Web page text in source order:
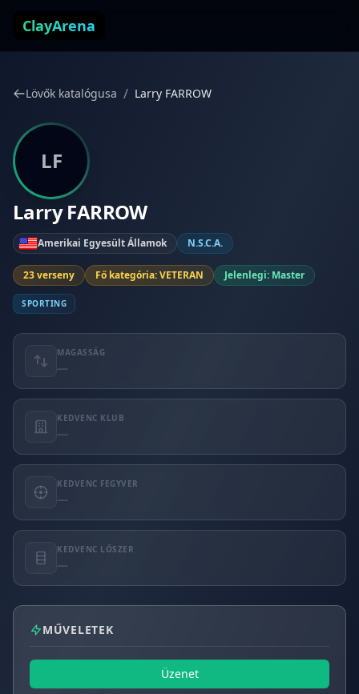
ClayArena
Lövők katalógusa / Larry FARROW
LF
Larry FARROW
Amerikai Egyesült Államok N.S.C.A.
23 verseny Fő kategória: VETERAN Jelenlegi: Master
SPORTING
MAGASSÁG
—
KEDVENC KLUB
—
KEDVENC FEGYVER
—
KEDVENC LŐSZER
—
MŰVELETEK
Üzenet